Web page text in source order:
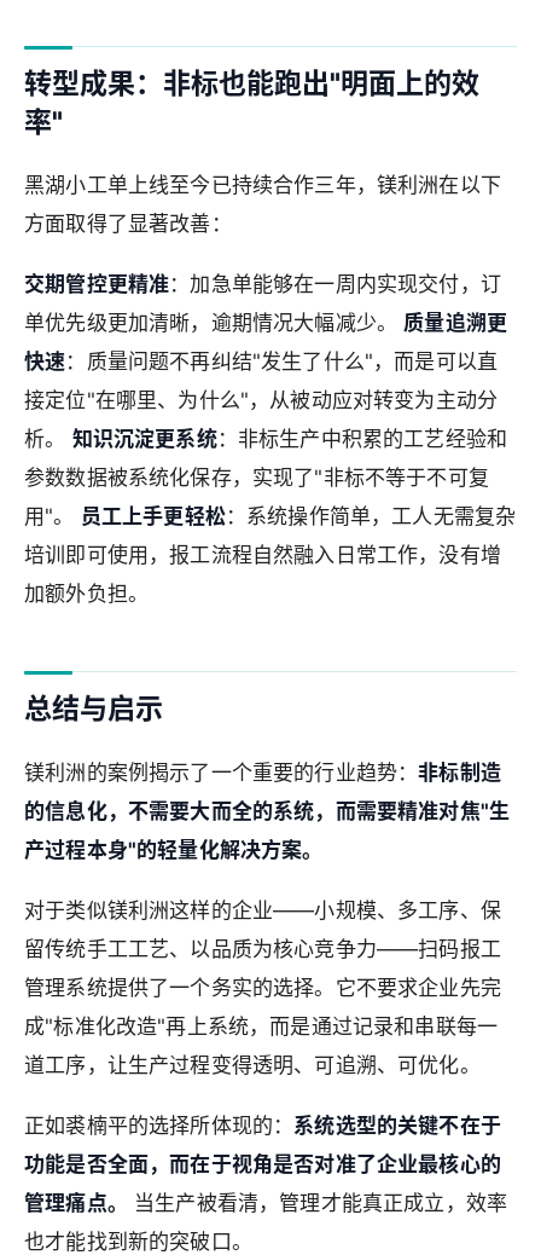
转型成果：非标也能跑出"明面上的效
率"
黑湖小工单上线至今已持续合作三年，镁利洲在以下
方面取得了显著改善：
交期管控更精准：加急单能够在一周内实现交付，订
单优先级更加清晰，逾期情况大幅减少。质量追溯更
快速：质量问题不再纠结"发生了什么"，而是可以直
接定位"在哪里、为什么"，从被动应对转变为主动分
析。 知识沉淀更系统：非标生产中积累的工艺经验和
参数数据被系统化保存，实现了"非标不等于不可复
用"。
员工上手更轻松：系统操作简单，工人无需复杂
培训即可使用，报工流程自然融入日常工作，没有增
加额外负担。
总结与启示
镁利洲的案例揭示了一个重要的行业趋势：非标制造
的信息化，不需要大而全的系统，而需要精准对焦"生
产过程本身"的轻量化解决方案。
对于类似镁利洲这样的企业——小规模、多工序、保
留传统手工工艺、以品质为核心竞争力——扫码报工
管理系统提供了一个务实的选择。它不要求企业先完
成"标准化改造"再上系统，而是通过记录和串联每一
道工序，让生产过程变得透明、可追溯、可优化。
正如裘楠平的选择所体现的： 系统选型的关键不在于
功能是否全面，而在于视角是否对准了企业最核心的
管理痛点。
当生产被看清，管理才能真正成立，效率
也才能找到新的突破口。